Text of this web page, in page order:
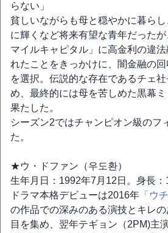
らない」
貧しいながらも母と穏やかに暮ら
に輝くなど将来有望な青年だった
マイルキャピタル」に高金利の違
れたことをきっかけに、闇金融の回
を選択。伝説的な存在であるチェ
め、最終的には母を苦しめた黒幕
果たした。
シーズン2ではチャンピオン級のフ
た。
★ウ・ドファン（우도환）
生年月日：1992年7月12日。身長：
ドラマ本格デビューは2016年 「ウ
の作品での深みのある演技とキレ
目を集め、翌年テギョン（2PM)主